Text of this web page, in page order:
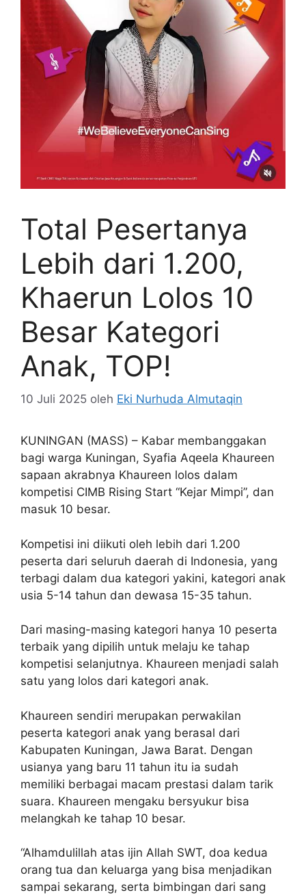
Total Pesertanya
Lebih dari 1.200,
Khaerun Lolos 10
Besar Kategori
Anak, TOP!
10 Juli 2025 oleh Eki Nurhuda Almutaqin
KUNINGAN (MASS) – Kabar membanggakan
bagi warga Kuningan, Syafia Aqeela Khaureen
sapaan akrabnya Khaureen lolos dalam
kompetisi CIMB Rising Start “Kejar Mimpi”, dan
masuk 10 besar.
Kompetisi ini diikuti oleh lebih dari 1.200
peserta dari seluruh daerah di Indonesia, yang
terbagi dalam dua kategori yakini, kategori anak
usia 5-14 tahun dan dewasa 15-35 tahun.
Dari masing-masing kategori hanya 10 peserta
terbaik yang dipilih untuk melaju ke tahap
kompetisi selanjutnya. Khaureen menjadi salah
satu yang lolos dari kategori anak.
Khaureen sendiri merupakan perwakilan
peserta kategori anak yang berasal dari
Kabupaten Kuningan, Jawa Barat. Dengan
usianya yang baru 11 tahun itu ia sudah
memiliki berbagai macam prestasi dalam tarik
suara. Khaureen mengaku bersyukur bisa
melangkah ke tahap 10 besar.
“Alhamdulillah atas ijin Allah SWT, doa kedua
orang tua dan keluarga yang bisa menjadikan
sampai sekarang, serta bimbingan dari sang